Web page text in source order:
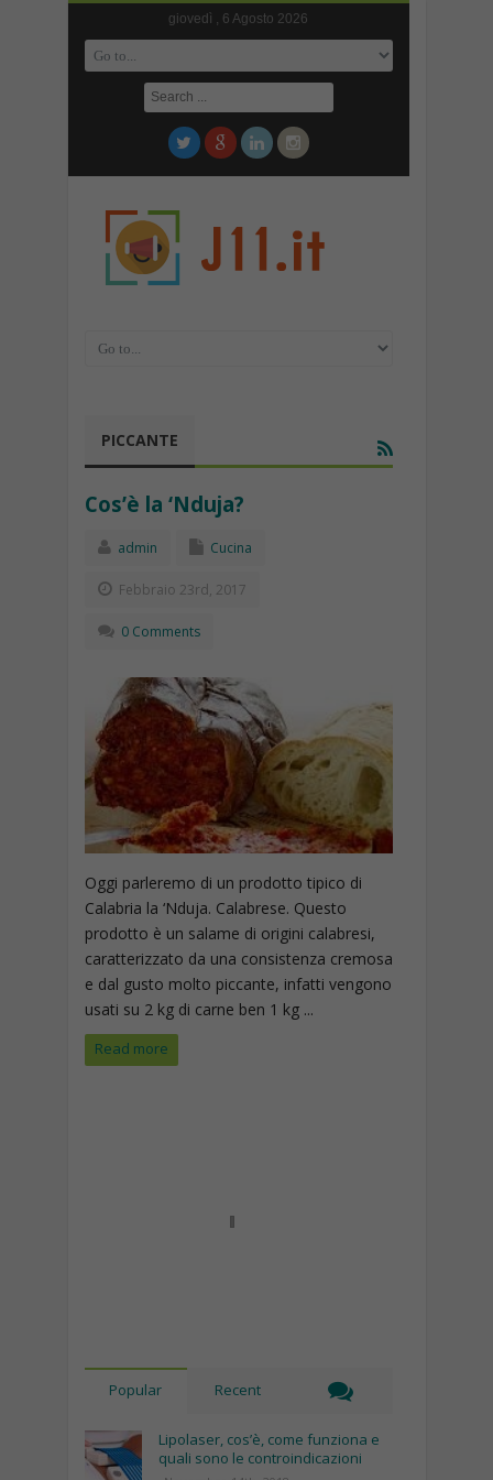
giovedì , 6 Agosto 2026
PICCANTE
Cos’è la ‘Nduja?
admin Cucina
Febbraio 23rd, 2017
0 Comments
Oggi parleremo di un prodotto tipico di
Calabria la ‘Nduja. Calabrese. Questo
prodotto è un salame di origini calabresi,
caratterizzato da una consistenza cremosa
e dal gusto molto piccante, infatti vengono
usati su 2 kg di carne ben 1 kg ...
Read more
Popular Recent
Lipolaser, cos’è, come funziona e
quali sono le controindicazioni